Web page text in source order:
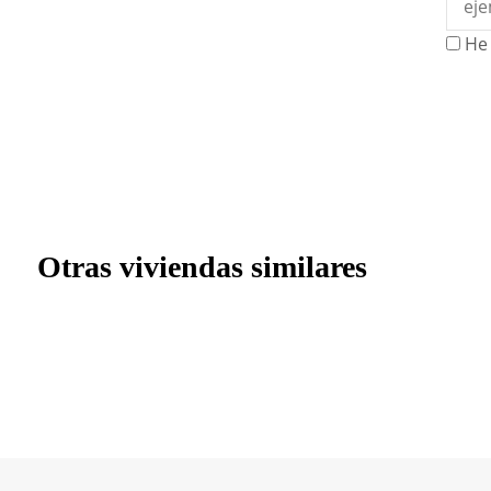
Otras viviendas similares